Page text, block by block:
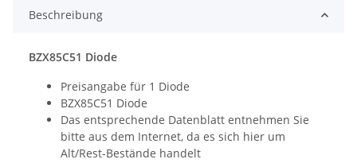
Beschreibung
BZX85C51 Diode
Preisangabe für 1 Diode
BZX85C51 Diode
Das entsprechende Datenblatt entnehmen Sie
bitte aus dem Internet, da es sich hier um
Alt/Rest-Bestände handelt